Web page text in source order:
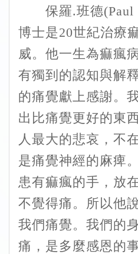
保羅.班德(Paul
博士是20世紀治療
威。他一生為痲瘋
有獨到的認知與解
的痛覺獻上感謝。
出比痛覺更好的東
人最大的悲哀，不
是痛覺神經的麻痺
患有痲瘋的手，放
不覺得痛。所以他
我們痛覺。我們的
痛，是多麼感恩的